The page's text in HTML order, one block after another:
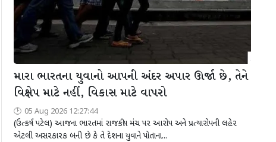
મારા ભારતના યુવાનો આપની અંદર અપાર ઊર્જા છે, તેને
વિક્ષેપ માટે નહીં, વિકાસ માટે વાપરો
05 Aug 2026 12:27:44
(ઉત્કર્ષ પટેલ) આજના ભારતમાં રાજકીય મંચ પર આરોપ અને પ્રત્યારોપની લહેર
એટલી અસરકારક બની છે કે તે દેશના યુવાને પોતાના...